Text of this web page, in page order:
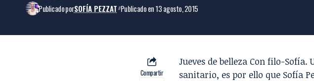
Publicado porSOFÍA PEZZAT Publicado en 13 agosto, 2015
Compartir
Jueves de belleza Con filo-
sanitario, es por ello que Sofía